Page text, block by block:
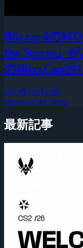
Blizzardの
the Storm』
の
2013年10月19日
Heroes of the Storm
最新記事